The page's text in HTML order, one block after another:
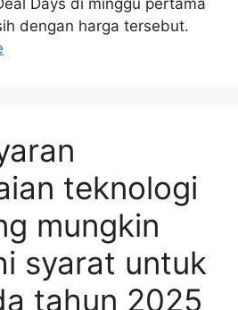
Days di minggu pertama
dengan harga tersebut.
teknologi
mungkin
syarat untuk
tahun 2025